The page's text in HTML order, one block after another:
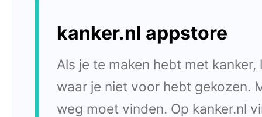
kanker.nl appstore
Als je te maken hebt met
waar je niet voor hebt gekozen.
weg moet vinden. Op kanker.nl